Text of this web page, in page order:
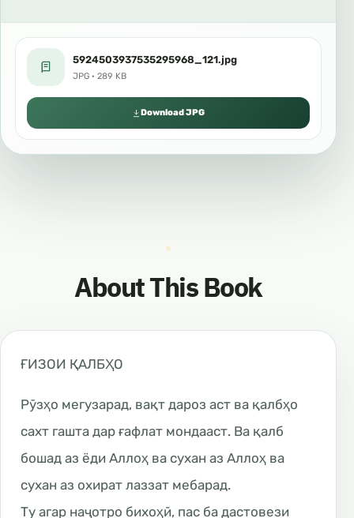
5924503937535295968_121.jpg
JPG · 289 KB
Download JPG
About This Book
ҒИЗОИ ҚАЛБҲО
Рӯзҳо мегузарад, вақт дароз аст ва қалбҳо
сахт гашта дар ғафлат мондааст. Ва қалб
бошад аз ёди Аллоҳ ва сухан аз Аллоҳ ва
сухан аз охират лаззат мебарад.
Ту агар наҷотро бихоҳӣ, пас ба дастовези